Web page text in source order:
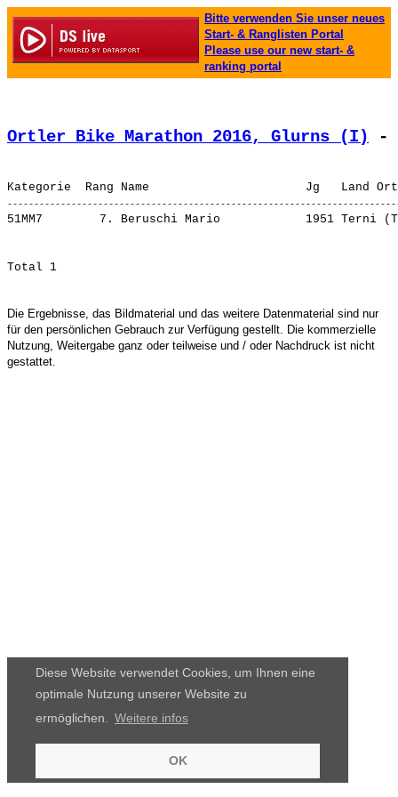
Diese Website verwendet Cookies, um Ihnen eine
optimale Nutzung unserer Website zu
ermöglichen.
Weitere infos
OK
Bitte verwenden Sie unser neues
Start- & Ranglisten Portal
Please use our new start- &
ranking portal
Ortler Bike Marathon 2016, Glurns (I) -
51MM7        7. Beruschi Mario 1951 Terni
Die Ergebnisse, das Bildmaterial und das weitere Datenmaterial sind nur
für den persönlichen Gebrauch zur Verfügung gestellt. Die kommerzielle
Nutzung, Weitergabe ganz oder teilweise und / oder Nachdruck ist nicht
gestattet.